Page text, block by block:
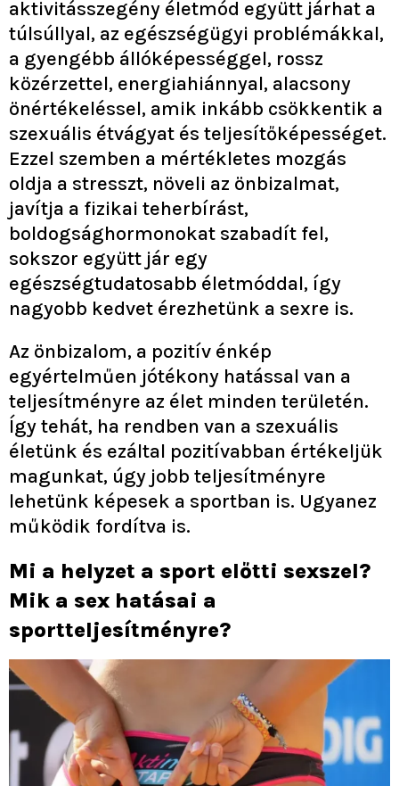
aktivitásszegény életmód együtt járhat a
túlsúllyal, az egészségügyi problémákkal,
a gyengébb állóképességgel, rossz
közérzettel, energiahiánnyal, alacsony
önértékeléssel, amik inkább csökkentik a
szexuális étvágyat és teljesítőképességet.
Ezzel szemben a mértékletes mozgás
oldja a stresszt, növeli az önbizalmat,
javítja a fizikai teherbírást,
boldogsághormonokat szabadít fel,
sokszor együtt jár egy
egészségtudatosabb életmóddal, így
nagyobb kedvet érezhetünk a sexre is.
Az önbizalom, a pozitív énkép
egyértelműen jótékony hatással van a
teljesítményre az élet minden területén.
Így tehát, ha rendben van a szexuális
életünk és ezáltal pozitívabban értékeljük
magunkat, úgy jobb teljesítményre
lehetünk képesek a sportban is. Ugyanez
működik fordítva is.
Mi a helyzet a sport előtti sexszel?
Mik a sex hatásai a
sportteljesítményre?